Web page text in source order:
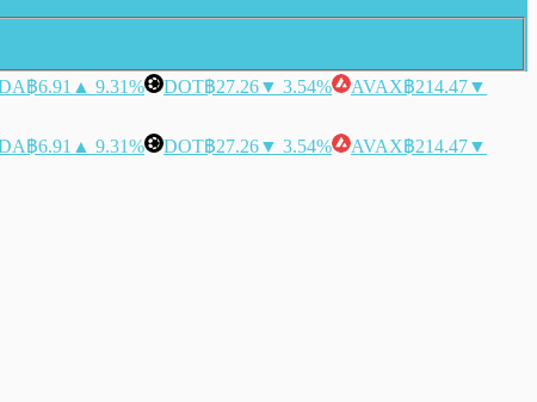
฿6.91 ▲ 9.31% DOT฿27.26▼ 3.54% AVAX฿214.47▼
฿6.91 ▲ 9.31% DOT฿27.26▼ 3.54% AVAX฿214.47▼